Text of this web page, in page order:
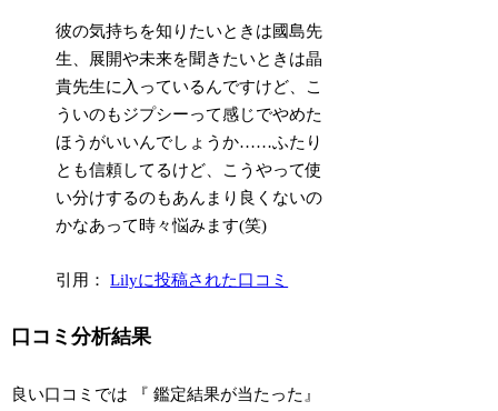
彼の気持ちを知りたいときは國島先
生、展開や未来を聞きたいときは晶
貴先生に入っているんですけど、こ
ういのもジプシーって感じでやめた
ほうがいいんでしょうか……ふたり
とも信頼してるけど、こうやって使
い分けするのもあんまり良くないの
かなあって時々悩みます(笑)
引用：Lilyに投稿された口コミ
口コミ分析結果
良い口コミでは 『鑑定結果が当たった 』